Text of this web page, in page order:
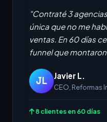
"Contraté 3
única que no me
ventas. En 60 días
funnel que
JL Javier L.
CEO, Reformas
8 clientes en 60 días